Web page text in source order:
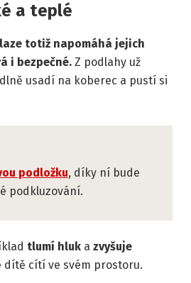
a teplé
totiž napomáhá jejich
i bezpečné. Z podlahy už
usadí na koberec a pustí si
podložku, díky ní bude
podkluzování.
tlumí hluk a zvyšuje
dítě cítí ve svém prostoru.